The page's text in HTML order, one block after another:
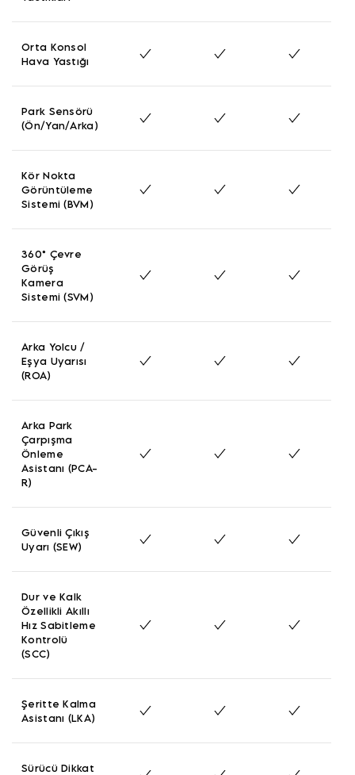
Orta Konsol
Hava Yastığı
Park Sensörü
(Ön/Yan/Arka)
Kör Nokta
Görüntüleme
Sistemi (BVM)
360° Çevre
Görüş
Kamera
Sistemi (SVM)
Arka Yolcu /
Eşya Uyarısı
(ROA)
Arka Park
Çarpışma
Önleme
Asistanı (PCA-
R)
Güvenli Çıkış
Uyarı (SEW)
Dur ve Kalk
Özellikli Akıllı
Hız Sabitleme
Kontrolü
(SCC)
Şeritte Kalma
Asistanı (LKA)
Sürücü Dikkat